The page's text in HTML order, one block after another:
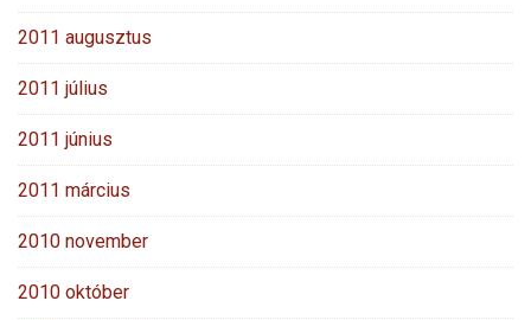
2011 augusztus
2011 július
2011 június
2011 március
2010 november
2010 október